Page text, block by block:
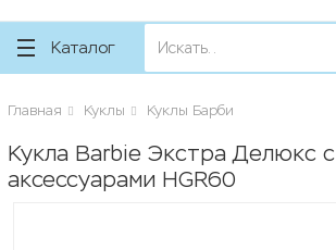
Каталог
Главная Куклы Куклы Барби
Кукла Barbie Экстра Делюкс с
аксессуарами HGR60